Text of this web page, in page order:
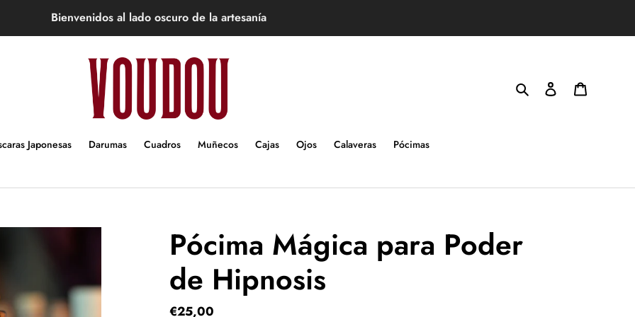
Bienvenidos al lado oscuro de la artesanía
Buscar Ingresar
Japonesas Darumas Cuadros Muñecos Cajas Ojos Calaveras Pócimas
Pócima Mágica para Poder
de Hipnosis
Precio
€25,00